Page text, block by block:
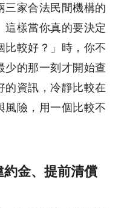
三家合法民間機構的
這樣當你真的要決定
比較好？」時，你不
少的那一刻才開始查
的資訊，冷靜比較在
風險，用一個比較不
金、提前清償